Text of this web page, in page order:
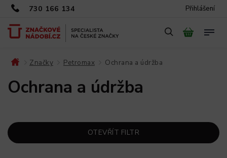
730 166 134 Přihlášení
Značky Petromax Ochrana a údržba
Ochrana a údržba
OTEVŘÍT FILTR